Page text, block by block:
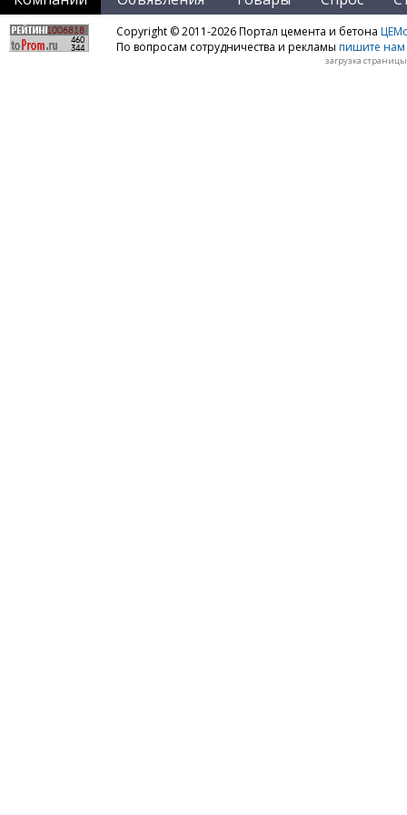
Copyright © 2011-2026 Портал цемента и бетона
По вопросам сотрудничества и рекламы пишите нам
загрузка